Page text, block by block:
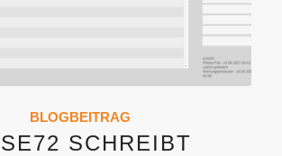
BLOGBEITRAG
SCHREIBT